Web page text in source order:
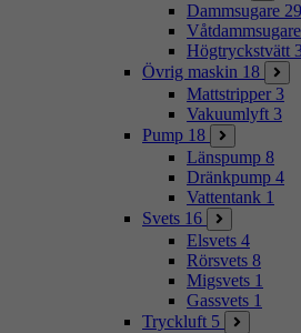
Dammsugare 29
Våtdammsugare
Högtryckstvätt
Övrig maskin 18
Mattstripper 3
Vakuumlyft 3
Pump 18
Länspump 8
Dränkpump 4
Vattentank 1
Svets 16
Elsvets 4
Rörsvets 8
Migsvets 1
Gassvets 1
Tryckluft 5